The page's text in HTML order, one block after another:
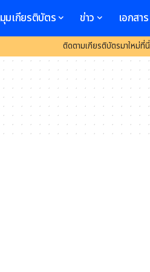
มุมเกียรติบัตร ข่าว เอกสาร
ติดตามเกียรติบัตรมาใหม่ที่นี่